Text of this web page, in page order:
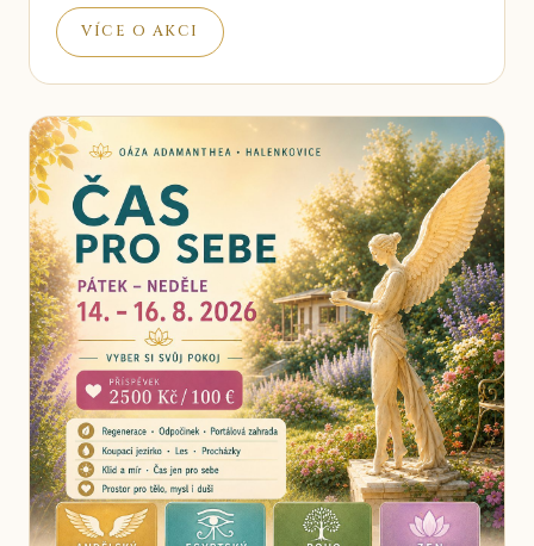
VÍCE O AKCI